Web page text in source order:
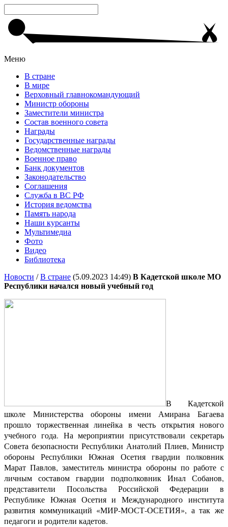
Меню
В стране
В мире
Верховный главнокомандующий
Министр обороны
Заместители министра
Состав военного совета
Награды
Государственные награды
Ведомственные награды
Военное право
Банк документов
Законодательство
Соглашения
Служба в ВС РФ
История ведомства
Память народа
Наши курсанты
Мультимедиа
Фото
Видео
Библиотека
Новости /В стране (5.09.2023 14:49) В Кадетской школе МО
Республики начался новый учебный год
В Кадетской
школе Министерства обороны имени Амирана Багаева
прошло торжественная линейка в честь открытия нового
учебного года. На мероприятии присутствовали секретарь
Совета безопасности Республики Анатолий Плиев, Министр
обороны Республики Южная Осетия гвардии полковник
Марат Павлов, заместитель министра обороны по работе с
личным составом гвардии подполковник Инал Собанов,
представители Посольства Российской Федерации в
Республике Южная Осетия и Международного института
развития коммуникаций «МИР-МОСТ-ОСЕТИЯ», а так же
педагоги и родители кадетов.